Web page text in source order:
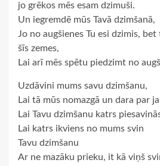
jo grēkos mēs esam dzimuši.
Un iegremdē mūs Tavā dzimšanā,
Jo no augšienes Tu esi dzimis,
šīs zemes,
Lai arī mēs spētu piedzimt no
Uzdāvini mums savu dzimšanu,
Lai tā mūs nomazgā un dara par
Lai Tavu dzimšanu katrs
Lai katrs ikviens no mums svin
Tavu dzimšanu
Ar ne mazāku prieku, it kā viņš